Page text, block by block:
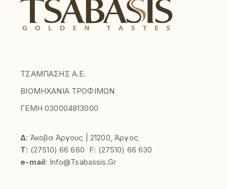
ΤΣΑΜΠΑΣΗΣ Α.Ε.
ΒΙΟΜΗΧΑΝΙΑ ΤΡΟΦΙΜΩΝ
ΓΕΜΗ 030004813000
Δ: Άκοβα Άργους | 21200, Άργος
Τ: (27510) 66 660 F: (27510) 66 630
e-mail: Info@tsabassis.gr